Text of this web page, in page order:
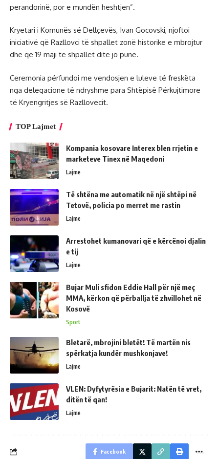
perandorinë, por e mundën heshtjen”.
Kryetari i Komunës së Dellçevës, Ivan Gocovski, njoftoi
iniciativë që Razllovci të shpallet zonë historike e mbrojtur
dhe që 19 maji të shpallet ditë jo pune.
Ceremonia përfundoi me vendosjen e luleve të freskëta
nga delegacione të ndryshme para Shtëpisë Përkujtimore
të Kryengritjes së Razllovecit.
TOP Lajmet
Kompania kosovare Interex blen rrjetin e
marketeve Tinex në Maqedoni
Lajme
Të shtëna me automatik në një shtëpi në
Tetovë, policia po merret me rastin
Lajme
Arrestohet kumanovari që e kërcënoi djalin
e tij
Lajme
Bujar Muli sfidon Eddie Hall për një meç
MMA, kërkon që përballja të zhvillohet në
Kosovë
Sport
Bletarë, mbrojini bletët! Të martën nis
spërkatja kundër mushkonjave!
Lajme
VLEN: Dyfytyrësia e Bujarit: Natën të vret,
ditën të qan!
Lajme
Facebook